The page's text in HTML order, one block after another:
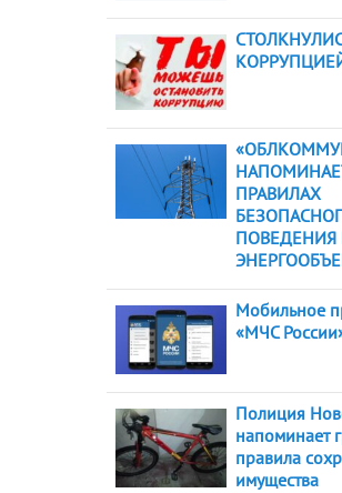
ПРАВИЛАХ
ПОВЕДЕНИЯ
Мобильное
«МЧС
Полиция
напоминает
правила
имущества